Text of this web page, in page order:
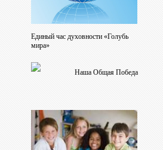
Единый час духовности «Голубь
мира»
Наша Общая Победа